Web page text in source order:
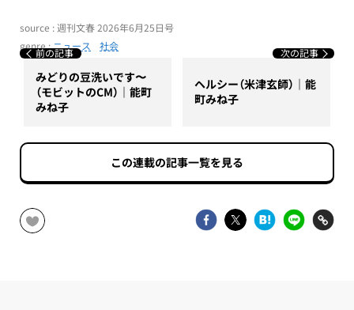
source : 週刊文春 2026年6月25日号
genre :ニュース 社会
前の記事
みどりの豆洗いです〜
（モビットのCM）｜能町
みね子
次の記事
ヘルシー（米津玄師）｜能
町みね子
この連載の記事一覧を見る